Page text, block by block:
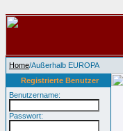
Home/Außerhalb EUROPA
Registrierte Benutzer
Benutzername:
Passwort: